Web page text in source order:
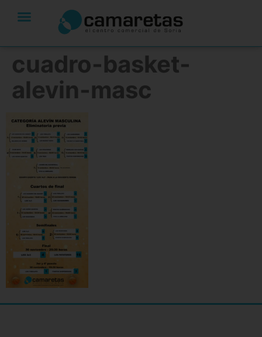
cuadro-basket-
alevin-masc